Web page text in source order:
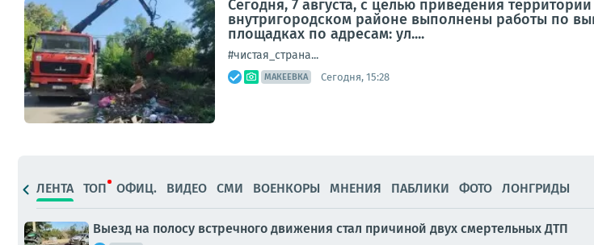
Сегодня, 7 августа, с целью приведения
внутригородском районе выполнены работы по
площадках по адресам: ул....
#чистая_страна...
МАКЕЕВКА Сегодня, 15:28
ЛЕНТА ТОП ОФИЦ. ВИДЕО СМИ ВОЕНКОРЫ МНЕНИЯ ПАБЛИКИ ФОТО ЛОНГРИДЫ
Выезд на полосу встречного движения стал причиной двух смертельных ДТП